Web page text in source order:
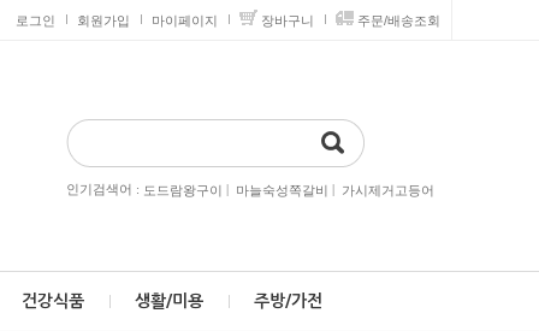
로그인 회원가입 마이페이지 장바구니 주문/배송조회
인기검색어 : 도드람왕구이 | 마늘숙성쪽갈비 | 가시제거고등어
건강식품 생활/미용 주방/가전